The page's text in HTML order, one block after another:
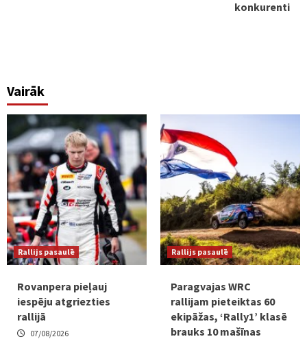
konkurenti
Vairāk
Rallijs pasaulē
Rovanpera pieļauj
iespēju atgriezties
rallijā
07/08/2026
Rallijs pasaulē
Paragvajas WRC
rallijam pieteiktas 60
ekipāžas, ‘Rally1’ klasē
brauks 10 mašīnas